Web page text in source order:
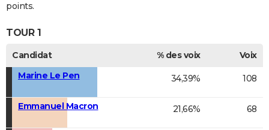
points.
TOUR 1
Candidat % des voix
Voix
Marine Le Pen
34,39% 108
Emmanuel Macron 21,66% 68